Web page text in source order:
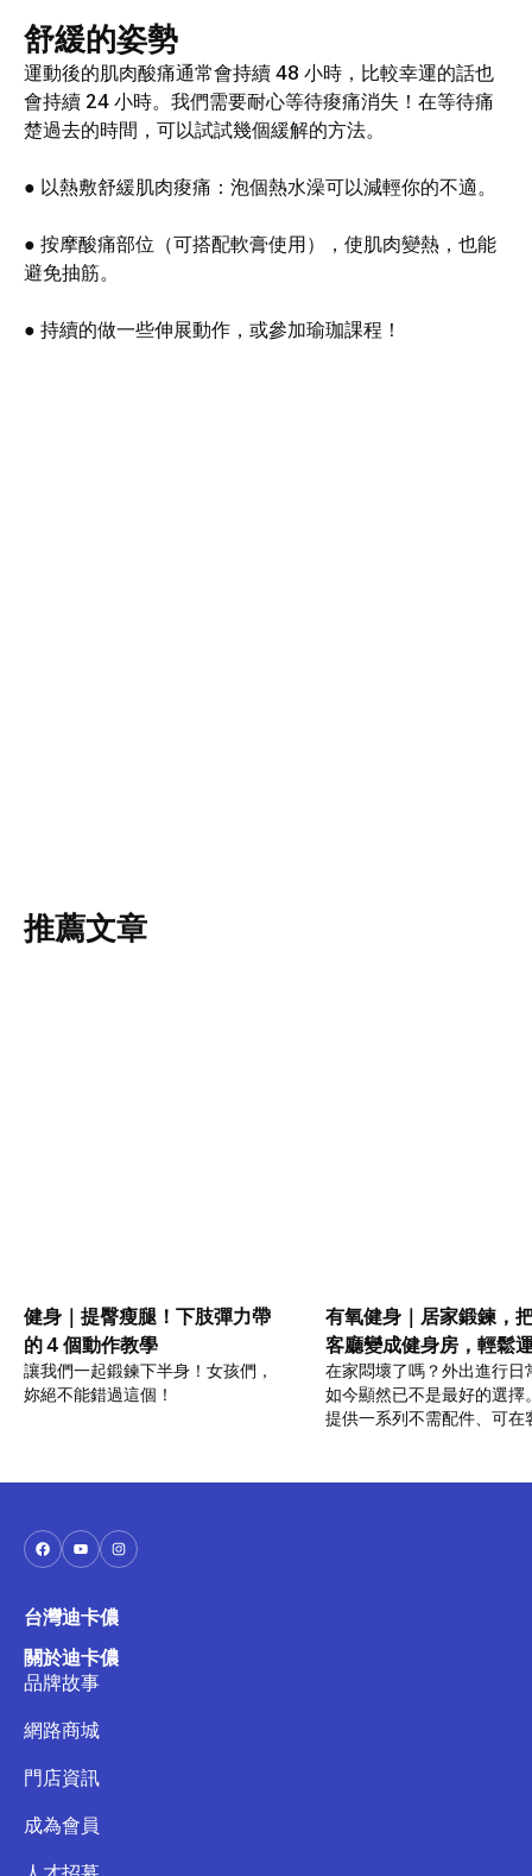
舒緩的姿勢
運動後的肌肉酸痛通常會持續 48 小時，比較幸運的話也
會持續 24 小時。我們需要耐心等待痠痛消失！在等待痛
楚過去的時間，可以試試幾個緩解的方法。
● 以熱敷舒緩肌肉痠痛：泡個熱水澡可以減輕你的不適。
● 按摩酸痛部位（可搭配軟膏使用），使肌肉變熱，也能
避免抽筋。
● 持續的做一些伸展動作，或參加瑜珈課程！
推薦文章
健身｜提臀瘦腿！下肢彈力帶
的 4 個動作教學
讓我們一起鍛鍊下半身！女孩們，
妳絕不能錯過這個！
有氧健身｜居家鍛鍊，
客廳變成健身房，輕鬆
在家悶壞了嗎？外出進行日
如今顯然已不是最好的選擇
提供一系列不需配件、可在
台灣迪卡儂
關於迪卡儂
品牌故事
網路商城
門店資訊
成為會員